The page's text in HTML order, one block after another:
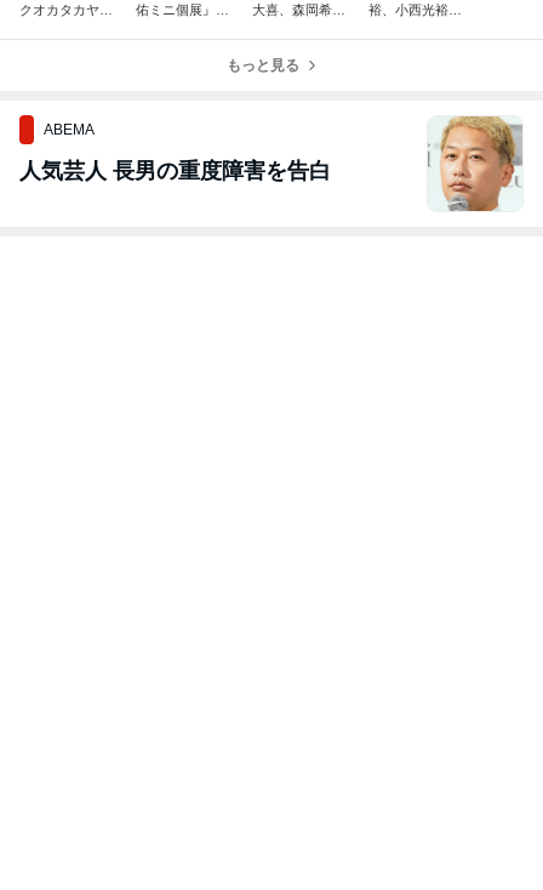
クオカタカヤ、
佑ミニ個展』渋
大喜、森岡希世
販売中/ 本日も
裕、小西光裕さ
もっと見る
ABEMA
人気芸人 長男の重度障害を告白